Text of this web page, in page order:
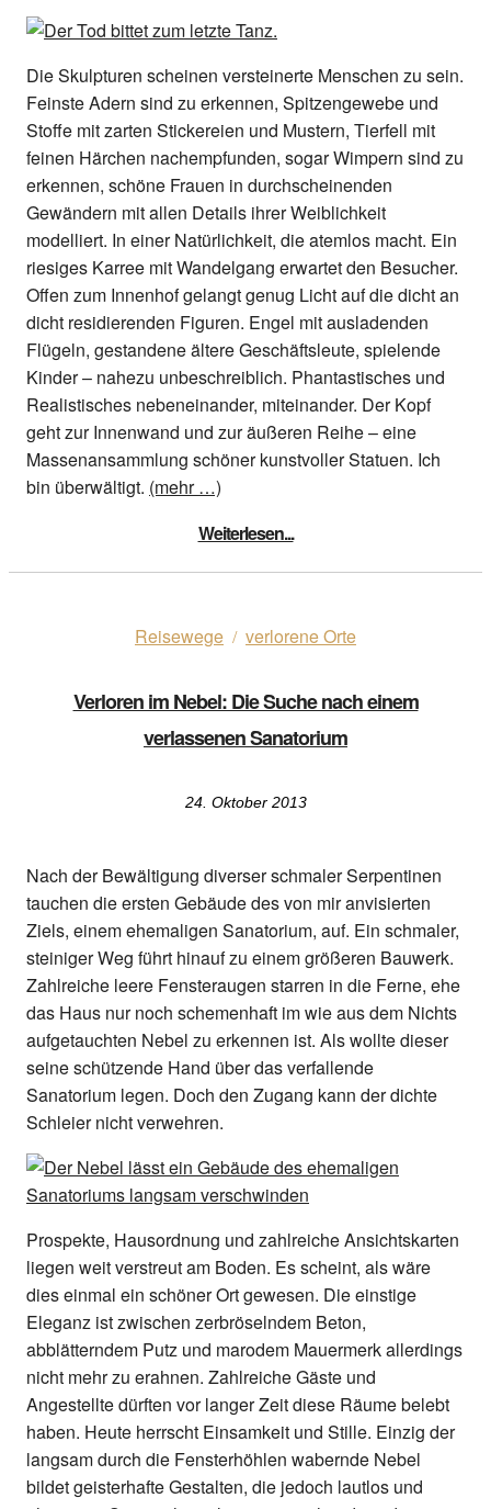
Die Skulpturen scheinen versteinerte Menschen zu sein.
Feinste Adern sind zu erkennen, Spitzengewebe und
Stoffe mit zarten Stickereien und Mustern, Tierfell mit
feinen Härchen nachempfunden, sogar Wimpern sind zu
erkennen, schöne Frauen in durchscheinenden
Gewändern mit allen Details ihrer Weiblichkeit
modelliert. In einer Natürlichkeit, die atemlos macht. Ein
riesiges Karree mit Wandelgang erwartet den Besucher.
Offen zum Innenhof gelangt genug Licht auf die dicht an
dicht residierenden Figuren. Engel mit ausladenden
Flügeln, gestandene ältere Geschäftsleute, spielende
Kinder – nahezu unbeschreiblich. Phantastisches und
Realistisches nebeneinander, miteinander. Der Kopf
geht zur Innenwand und zur äußeren Reihe – eine
Massenansammlung schöner kunstvoller Statuen. Ich
bin überwältigt. (mehr …)
Weiterlesen...
Reisewege / verlorene Orte
Verloren im Nebel: Die Suche nach einem
verlassenen Sanatorium
24. Oktober 2013
Nach der Bewältigung diverser schmaler Serpentinen
tauchen die ersten Gebäude des von mir anvisierten
Ziels, einem ehemaligen Sanatorium, auf. Ein schmaler,
steiniger Weg führt hinauf zu einem größeren Bauwerk.
Zahlreiche leere Fensteraugen starren in die Ferne, ehe
das Haus nur noch schemenhaft im wie aus dem Nichts
aufgetauchten Nebel zu erkennen ist. Als wollte dieser
seine schützende Hand über das verfallende
Sanatorium legen. Doch den Zugang kann der dichte
Schleier nicht verwehren.
Prospekte, Hausordnung und zahlreiche Ansichtskarten
liegen weit verstreut am Boden. Es scheint, als wäre
dies einmal ein schöner Ort gewesen. Die einstige
Eleganz ist zwischen zerbröselndem Beton,
abblätterndem Putz und marodem Mauermerk allerdings
nicht mehr zu erahnen. Zahlreiche Gäste und
Angestellte dürften vor langer Zeit diese Räume belebt
haben. Heute herrscht Einsamkeit und Stille. Einzig der
langsam durch die Fensterhöhlen wabernde Nebel
bildet geisterhafte Gestalten, die jedoch lautlos und